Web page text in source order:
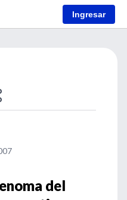
Ingresar
del